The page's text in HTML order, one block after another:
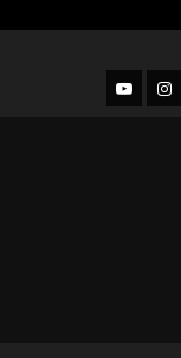
YouTube